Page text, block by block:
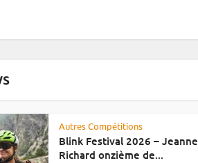
Autres Compétitions
Blink Festival 2026 – Jeanne
Richard onzième de...